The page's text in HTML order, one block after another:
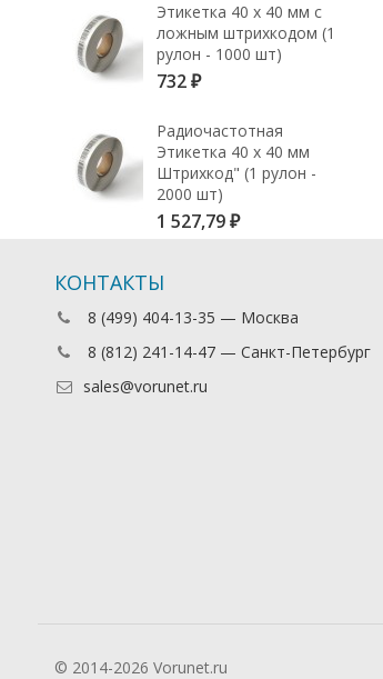
Этикетка 40 х 40 мм с
ложным штрихкодом (1
рулон - 1000 шт)
732 ₽
Радиочастотная
Этикетка 40 х 40 мм
Штрихкод" (1 рулон -
2000 шт)
1 527,79 ₽
КОНТАКТЫ
8 (499) 404-13-35 — Москва
8 (812) 241-14-47 — Санкт-Петербург
sales@vorunet.ru
© 2014-2026 Vorunet.ru